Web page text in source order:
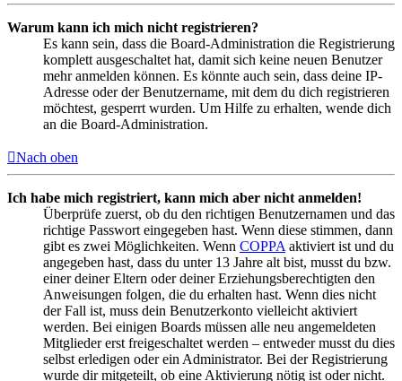
Warum kann ich mich nicht registrieren?
Es kann sein, dass die Board-Administration die Registrierung
komplett ausgeschaltet hat, damit sich keine neuen Benutzer
mehr anmelden können. Es könnte auch sein, dass deine IP-
Adresse oder der Benutzername, mit dem du dich registrieren
möchtest, gesperrt wurden. Um Hilfe zu erhalten, wende dich
an die Board-Administration.
Nach oben
Ich habe mich registriert, kann mich aber nicht anmelden!
Überprüfe zuerst, ob du den richtigen Benutzernamen und das
richtige Passwort eingegeben hast. Wenn diese stimmen, dann
gibt es zwei Möglichkeiten. Wenn COPPA aktiviert ist und du
angegeben hast, dass du unter 13 Jahre alt bist, musst du bzw.
einer deiner Eltern oder deiner Erziehungsberechtigten den
Anweisungen folgen, die du erhalten hast. Wenn dies nicht
der Fall ist, muss dein Benutzerkonto vielleicht aktiviert
werden. Bei einigen Boards müssen alle neu angemeldeten
Mitglieder erst freigeschaltet werden – entweder musst du dies
selbst erledigen oder ein Administrator. Bei der Registrierung
wurde dir mitgeteilt, ob eine Aktivierung nötig ist oder nicht.